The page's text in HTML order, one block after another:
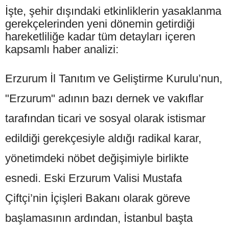
İşte, şehir dışındaki etkinliklerin yasaklanma
gerekçelerinden yeni dönemin getirdiği
hareketliliğe kadar tüm detayları içeren
kapsamlı haber analizi:
Erzurum İl Tanıtım ve Geliştirme Kurulu’nun,
"Erzurum" adının bazı dernek ve vakıflar
tarafından ticari ve sosyal olarak istismar
edildiği gerekçesiyle aldığı radikal karar,
yönetimdeki nöbet değişimiyle birlikte
esnedi. Eski Erzurum Valisi Mustafa
Çiftçi’nin İçişleri Bakanı olarak göreve
başlamasının ardından, İstanbul başta